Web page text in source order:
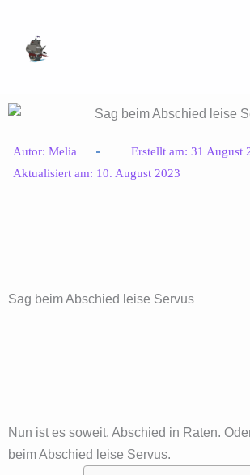
springen
Autor: Melia Erstellt am: 31 August
Aktualisiert am: 10. August 2023
Sag beim Abschied leise Servus
Nun ist es soweit. Abschied in Raten.
beim Abschied leise Servus.